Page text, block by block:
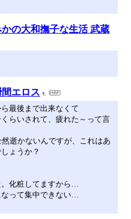
かの大和撫子な生活 武蔵
エロス
最後まで出来なくて
らいされて、疲れた～って言
逝かないんですが、これはあ
ょうか？
化粧してますから…
って集中できない…